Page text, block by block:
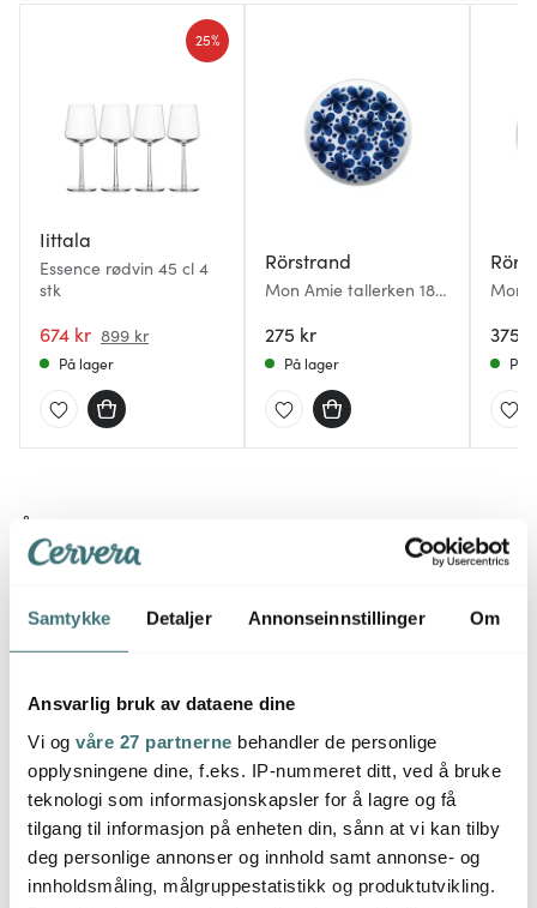
Samtykke Detaljer Annonseinnstillinger Om
Ansvarlig bruk av dataene dine
Vi og våre 27 partnerne behandler de personlige
opplysningene dine, f.eks. IP-nummeret ditt, ved å bruke
teknologi som informasjonskapsler for å lagre og få
tilgang til informasjon på enheten din, sånn at vi kan tilby
deg personlige annonser og innhold samt annonse- og
innholdsmåling, målgruppestatistikk og produktutvikling.
Iittala
Essence rødvin 45 cl 4
stk
674 kr 899 kr
25%
På lager
Rörstrand
Mon Amie tallerken 18
275 kr
På lager
Mon
375
På
Åsa Myrbergs 5 beste tips til sommerlunsjen
for å blande nyanser og mønster for å sette ditt personlig
preg.
- Et kakefat kan like gjerne fungere som et serveringsfat!
Høydeforskjeller skaper dynamikk i borddekorasjonen.
- Man spiser som kjent med øynene, så skap rom for
råvarene. Tenk fargerikt med frukt og grønnsaker.
- Bruk et marmorbrett, skjærebrett eller en treplanke for